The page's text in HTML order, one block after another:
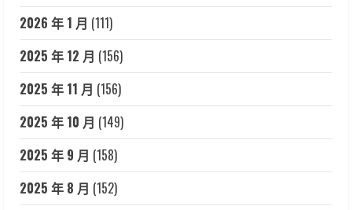
2026 年 1 月 (111)
2025 年 12 月 (156)
2025 年 11 月 (156)
2025 年 10 月 (149)
2025 年 9 月 (158)
2025 年 8 月 (152)